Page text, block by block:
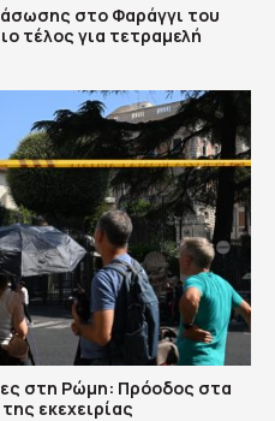
στο Φαράγγι του
τέλος για τετραμελή
στη Ρώμη: Πρόοδος στα
εκεχειρίας